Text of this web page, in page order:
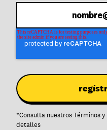
*Consulta nuestrosTérminosy
detalles